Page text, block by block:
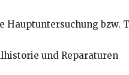
Hauptuntersuchung bzw.
und Reparaturen